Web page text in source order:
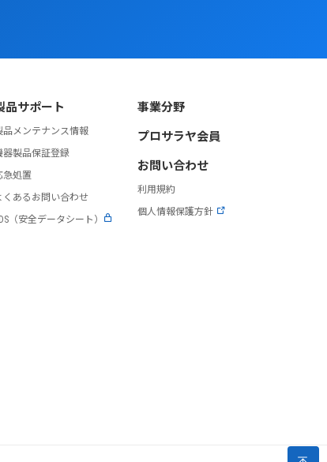
品サポート
品メンテナンス情報
器製品保証登録
急処置
くあるお問い合わせ
（安全データシート）
事業分野
プロサラヤ会員
お問い合わせ
利用規約
個人情報保護方針